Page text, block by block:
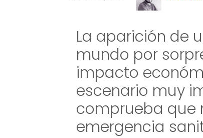
La aparición de
mundo por
impacto
escenario muy
comprueba que
emergencia